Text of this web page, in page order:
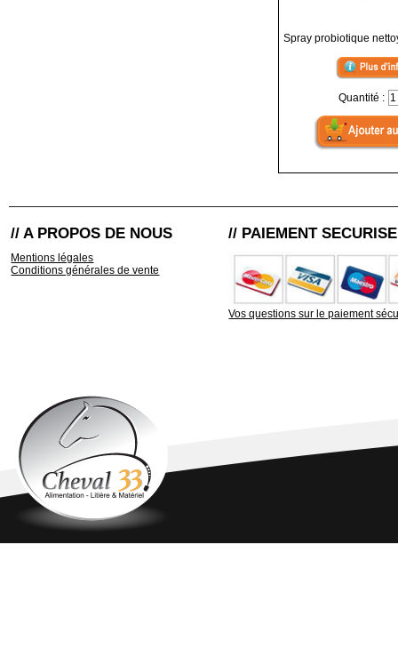
Spray probiotique
Quantité :
// A PROPOS DE NOUS
Mentions légales
Conditions générales de vente
// PAIEMENT SECURISE
Vos questions sur le paiement